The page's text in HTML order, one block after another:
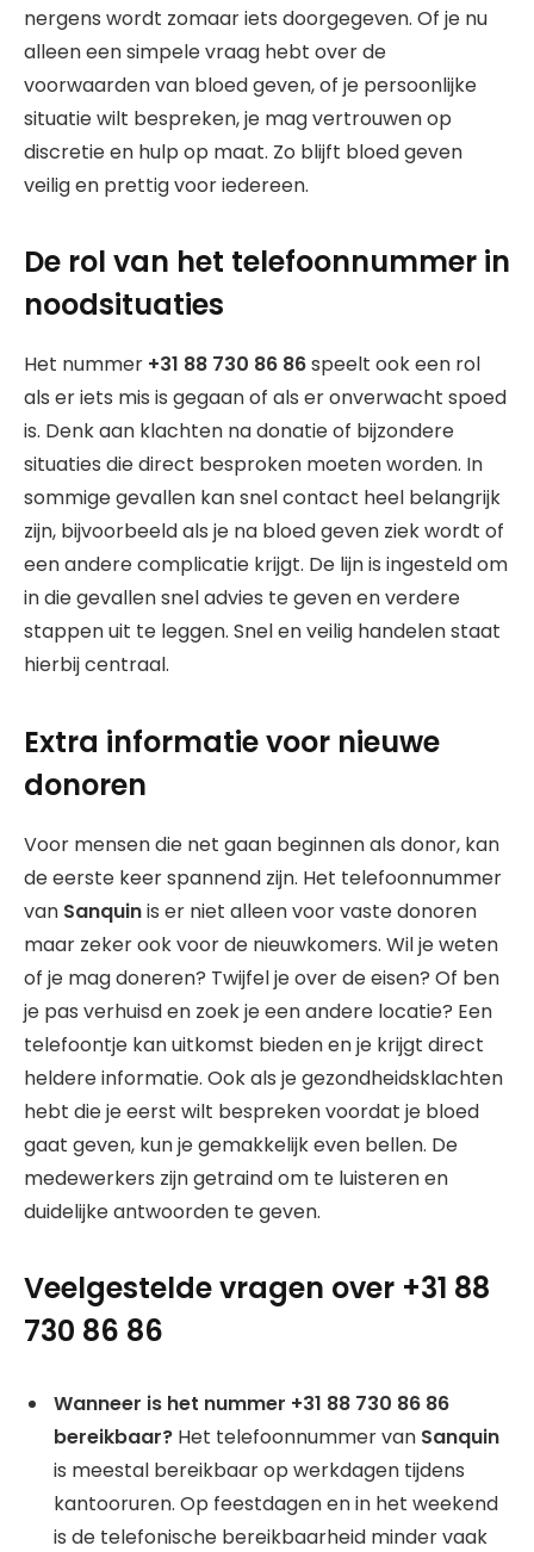
nergens wordt zomaar iets doorgegeven. Of je nu
alleen een simpele vraag hebt over de
voorwaarden van bloed geven, of je persoonlijke
situatie wilt bespreken, je mag vertrouwen op
discretie en hulp op maat. Zo blijft bloed geven
veilig en prettig voor iedereen.
De rol van het telefoonnummer in
noodsituaties
Het nummer +31 88 730 86 86speelt ook een rol
als er iets mis is gegaan of als er onverwacht spoed
is. Denk aan klachten na donatie of bijzondere
situaties die direct besproken moeten worden. In
sommige gevallen kan snel contact heel belangrijk
zijn, bijvoorbeeld als je na bloed geven ziek wordt of
een andere complicatie krijgt. De lijn is ingesteld om
in die gevallen snel advies te geven en verdere
stappen uit te leggen. Snel en veilig handelen staat
hierbij centraal.
Extra informatie voor nieuwe
donoren
Voor mensen die net gaan beginnen als donor, kan
de eerste keer spannend zijn. Het telefoonnummer
van Sanquinis er niet alleen voor vaste donoren
maar zeker ook voor de nieuwkomers. Wil je weten
of je mag doneren? Twijfel je over de eisen? Of ben
je pas verhuisd en zoek je een andere locatie? Een
telefoontje kan uitkomst bieden en je krijgt direct
heldere informatie. Ook als je gezondheidsklachten
hebt die je eerst wilt bespreken voordat je bloed
gaat geven, kun je gemakkelijk even bellen. De
medewerkers zijn getraind om te luisteren en
duidelijke antwoorden te geven.
Veelgestelde vragen over +31 88
730 86 86
Wanneer is het nummer +31 88 730 86 86
bereikbaar? Het telefoonnummer van Sanquin
is meestal bereikbaar op werkdagen tijdens
kantooruren. Op feestdagen en in het weekend
is de telefonische bereikbaarheid minder vaak